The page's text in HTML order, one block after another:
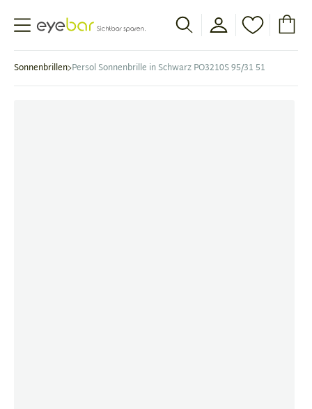
Abele Optic
Sonnenbrillen Persol Sonnenbrille in Schwarz PO3210S 95/31 51